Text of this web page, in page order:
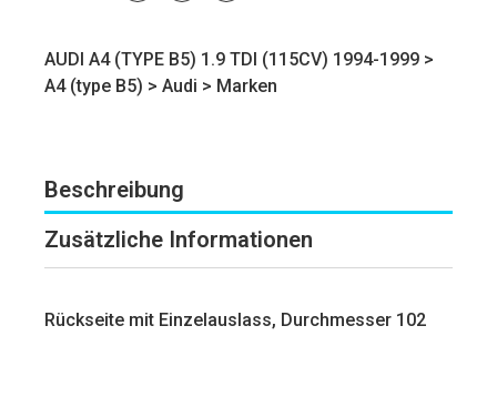
AUDI A4 (TYPE B5) 1.9 TDI (115CV) 1994-1999 >
A4 (type B5) > Audi > Marken
Beschreibung
Zusätzliche Informationen
Rückseite mit Einzelauslass, Durchmesser 102